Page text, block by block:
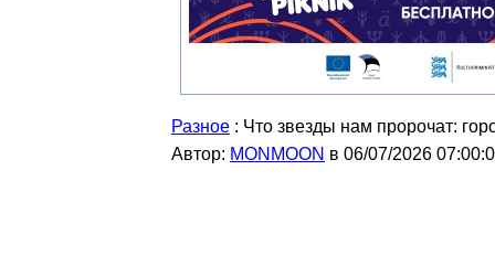
Разное : Что звезды нам пророчат:
Автор: MONMOON в 06/07/2026